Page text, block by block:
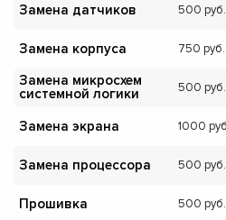
Замена датчиков 500
Замена корпуса 750
Замена микросхем
системной логики
500
Замена экрана 1000
Замена процессора 500
Прошивка 500